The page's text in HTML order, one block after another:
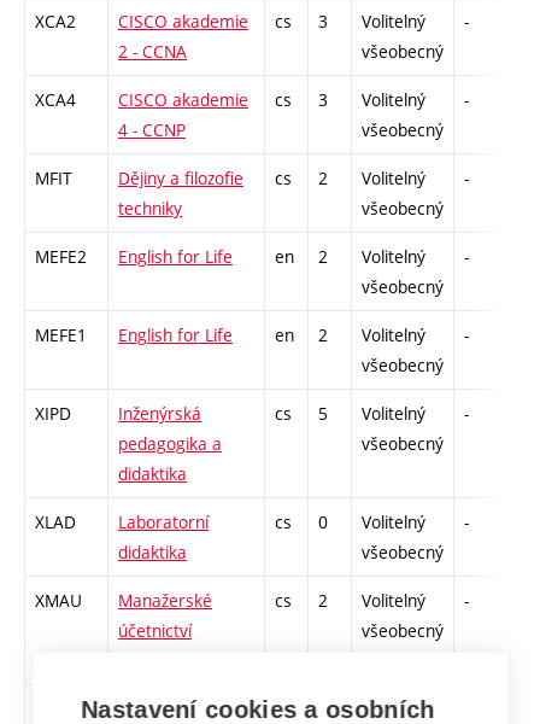
XCA2
CISCO akademie
2 - CCNA
cs 3
Volitelný
všeobecný
-
XCA4
CISCO akademie
4 - CCNP
cs 3
Volitelný
všeobecný
-
MFIT
Dějiny a filozofie
techniky
cs 2
Volitelný
všeobecný
-
MEFE2 English for Life en 2
Volitelný
všeobecný
-
MEFE1 English for Life en 2
Volitelný
všeobecný
-
XIPD
Inženýrská
pedagogika a
didaktika
cs 5
Volitelný
všeobecný
-
XLAD
Laboratorní
didaktika
cs 0
Volitelný
všeobecný
-
XMAU
Manažerské
účetnictví
cs 2
Volitelný
všeobecný
-
Pedagogická
cs 5
Volitelný
Nastavení cookies a osobních